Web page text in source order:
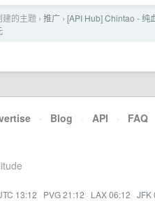
建的主题 › 推广 › [API Hub] Chintao - 纯
· Blog · API · FAQ
13:12 · PVG 21:12 · LAX 06:12 · JFK